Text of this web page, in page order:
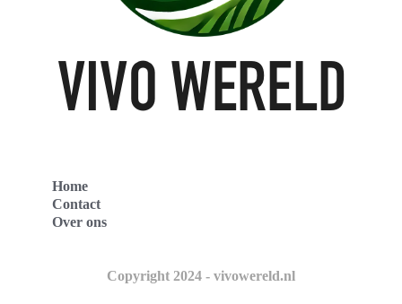
Home
Contact
Over ons
Copyright 2024 - vivowereld.nl